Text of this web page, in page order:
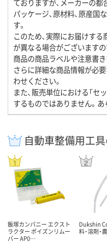
ておりますが、メーカーの都
パッケージ、原材料、原産国
す。
このため、実際にお届けす
が異なる場合がございます
商品の商品ラベルや注意書き
さらに詳細な商品情報が必
わせください。
また、販売単位における「セ
するものではありません。あ
自動車整備用工
飯塚カンパニー エクスト
ラクター ポイズンリムー
バー AP0…
Dukshin
料・溶剤・